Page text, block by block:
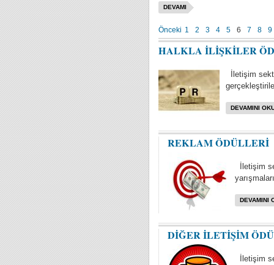
DEVAMI
Önceki 1 2 3 4 5 6 7 8 9
HALKLA İLİŞKİLER
İletişim
DEVAMINI
REKLAM ÖDÜLLERİ
İletişim
DEVAMINI
DİĞER İLETİŞİM
İletişim